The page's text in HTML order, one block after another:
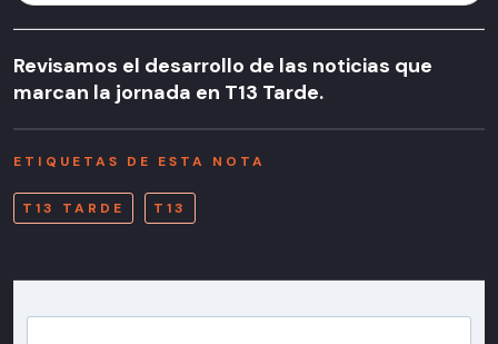
Revisamos el desarrollo de las noticias que
marcan la jornada en T13 Tarde.
ETIQUETAS DE ESTA NOTA
T13 TARDE T13